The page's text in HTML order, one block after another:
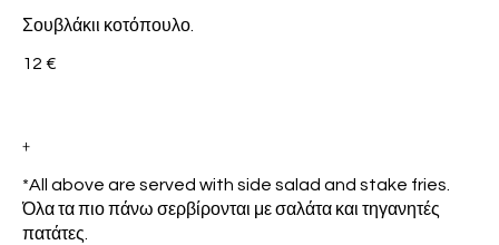
Σουβλάκιι κοτόπουλο.
12 €
+
*All above are served with side salad and stake fries.
Όλα τα πιο πάνω σερβίρονται με σαλάτα και τηγανητές
πατάτες.